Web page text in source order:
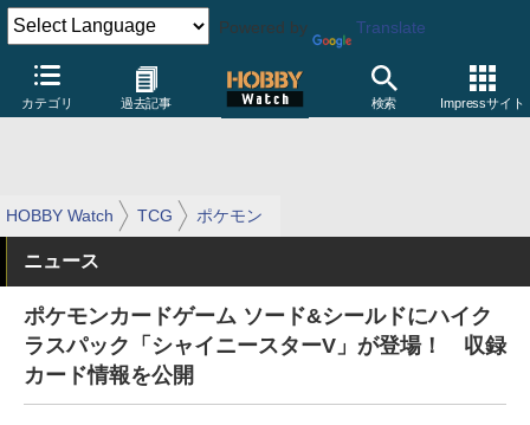
Powered by Translate
カテゴリ 過去記事 検索 Impressサイト
HOBBY Watch TCG ポケモン
ニュース
ポケモンカードゲーム ソード&シールドにハイク
ラスパック「シャイニースターV」が登場！ 収録
カード情報を公開